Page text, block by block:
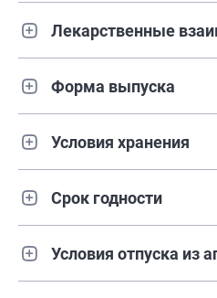
Лекарственные
Форма выпуска
Условия хранения
Срок годности
Условия отпуска из